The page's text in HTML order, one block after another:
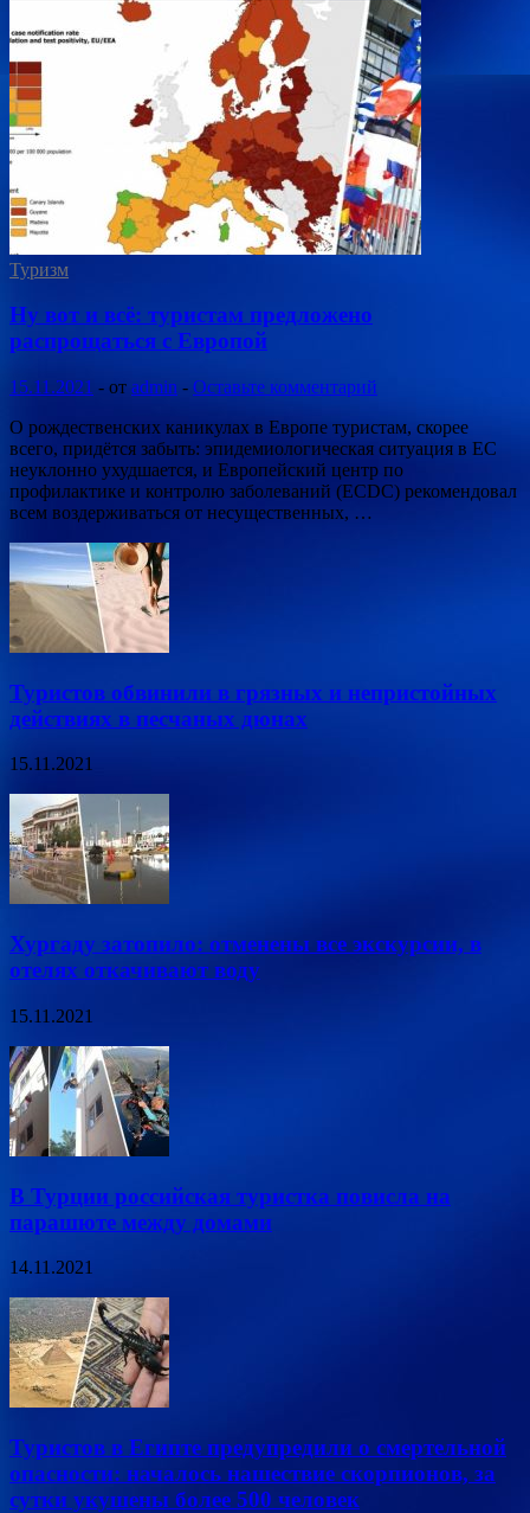
Туризм
Ну вот и всё: туристам предложено
распрощаться с Европой
15.11.2021 - от admin - Оставьте комментарий
О рождественских каникулах в Европе туристам, скорее
всего, придётся забыть: эпидемиологическая ситуация в ЕС
неуклонно ухудшается, и Европейский центр по
профилактике и контролю заболеваний (ECDC) рекомендовал
всем воздерживаться от несущественных, …
Туристов обвинили в грязных и непристойных
действиях в песчаных дюнах
15.11.2021
Хургаду затопило: отменены все экскурсии, в
отелях откачивают воду
15.11.2021
В Турции российская туристка повисла на
парашюте между домами
14.11.2021
Туристов в Египте предупредили о смертельной
опасности: началось нашествие скорпионов, за
сутки укушены более 500 человек